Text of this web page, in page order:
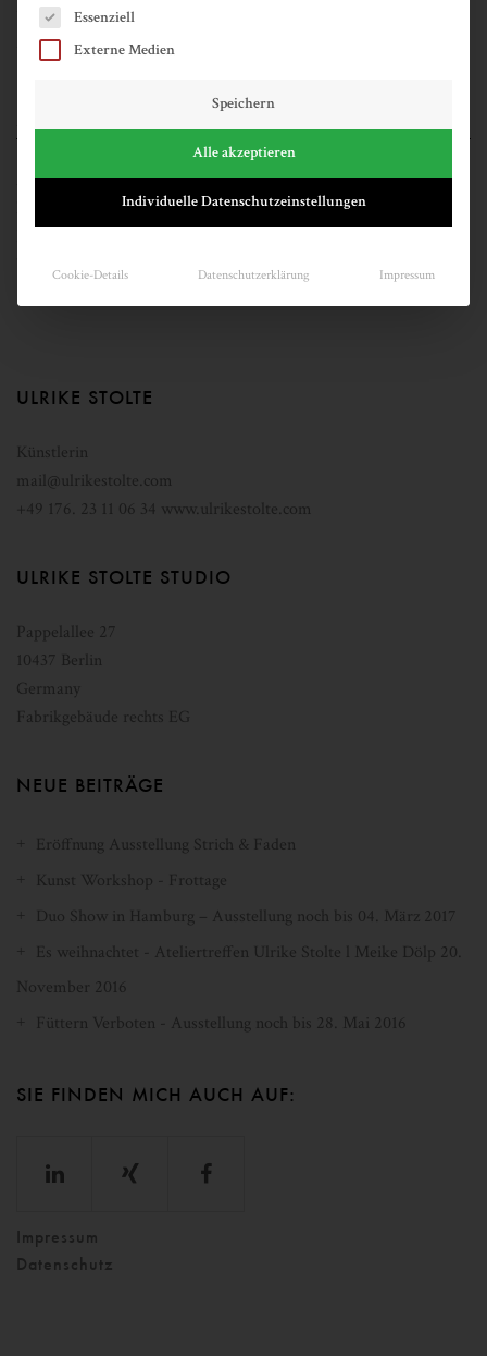
Allgemein
Veranstaltungen
Anmelden
WordPress.org
ULRIKE STOLTE
Künstlerin
mail@ulrikestolte.com
+49 176. 23 11 06 34 www.ulrikestolte.com
ULRIKE STOLTE STUDIO
Pappelallee 27
10437 Berlin
Germany
Fabrikgebäude rechts EG
NEUE BEITRÄGE
Eröffnung Ausstellung Strich & Faden
Kunst Workshop - Frottage
Duo Show in Hamburg – Ausstellung noch bis 04. März 2017
Es weihnachtet - Ateliertreffen Ulrike Stolte l Meike Dölp 20.
November 2016
Füttern Verboten - Ausstellung noch bis 28. Mai 2016
SIE FINDEN MICH AUCH AUF:
Impressum
Datenschutz
Es folgt eine Liste der Service-Gruppen, für die eine
Essenziell
Externe Medien
Speichern
Alle akzeptieren
Individuelle Datenschutzeinstellungen
Cookie-Details Datenschutzerklärung Impressum